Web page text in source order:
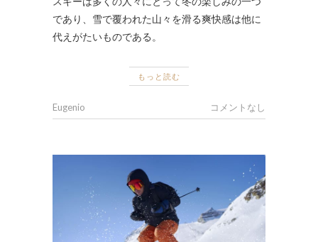
であり、雪で覆われた山々を滑る爽快感は他に
代えがたいものである。
もっと読む
Eugenio コメントなし